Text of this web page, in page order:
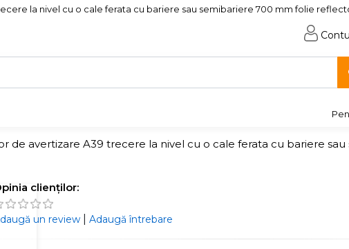
la nivel cu o cale ferata cu bariere sau semibariere 700 mm folie
de avertizare A39 trecere la nivel cu o cale ferata cu bariere
clienților:
un review |Adaugă întrebare